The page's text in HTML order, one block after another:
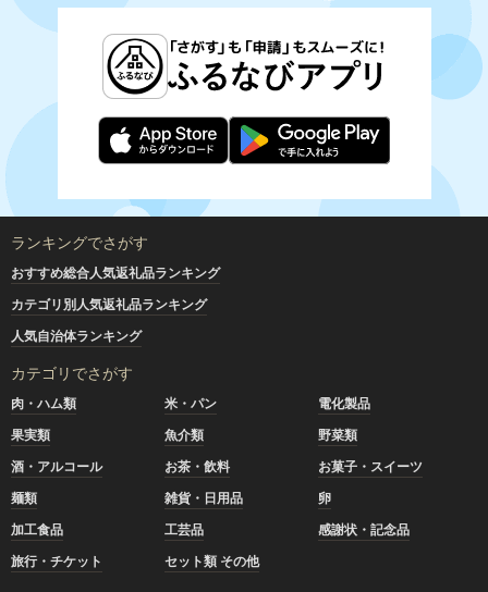
ランキングでさがす
おすすめ総合人気返礼品ランキング
カテゴリ別人気返礼品ランキング
人気自治体ランキング
カテゴリでさがす
肉・ハム類 米・パン
電化製品
果実類
魚介類
野菜類
酒・アルコール
お茶・飲料
お菓子・スイーツ
麺類
雑貨・日用品
卵
加工食品
工芸品
感謝状・記念品
旅行・チケット
セット類 その他